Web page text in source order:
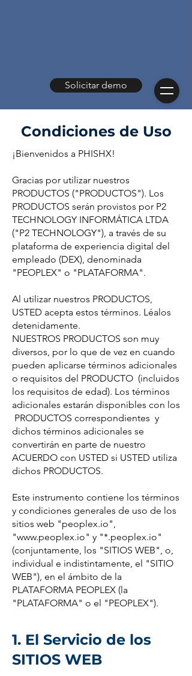
Solicitar demo
Condiciones de Uso
¡Bienvenidos a PHISHX!
Gracias por utilizar nuestros
PRODUCTOS ("PRODUCTOS"). Los
PRODUCTOS serán provistos por P2
TECHNOLOGY INFORMÁTICA LTDA
("P2 TECHNOLOGY"), a través de su
plataforma de experiencia digital del
empleado (DEX), denominada
"PEOPLEX" o "PLATAFORMA".
Al utilizar nuestros PRODUCTOS,
USTED acepta estos términos. Léalos
detenidamente.
NUESTROS PRODUCTOS son muy
diversos, por lo que de vez en cuando
pueden aplicarse términos adicionales
o requisitos del PRODUCTO (incluidos
los requisitos de edad). Los términos
adicionales estarán disponibles con los
PRODUCTOS correspondientes y
dichos términos adicionales se
convertirán en parte de nuestro
ACUERDO con USTED si USTED utiliza
dichos PRODUCTOS.
Este instrumento contiene los términos
y condiciones generales de uso de los
sitios web "peoplex.io",
"www.peoplex.io" y "*.peoplex.io"
(conjuntamente, los "SITIOS WEB", o,
individual e indistintamente, el "SITIO
WEB"), en el ámbito de la
PLATAFORMA PEOPLEX (la
"PLATAFORMA" o el "PEOPLEX").
1. El Servicio de los
SITIOS WEB